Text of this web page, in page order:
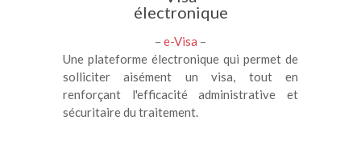
électronique
– e-Visa –
Une plateforme électronique qui permet de
solliciter aisément un visa, tout en
renforçant l'efficacité administrative et
sécuritaire du traitement.